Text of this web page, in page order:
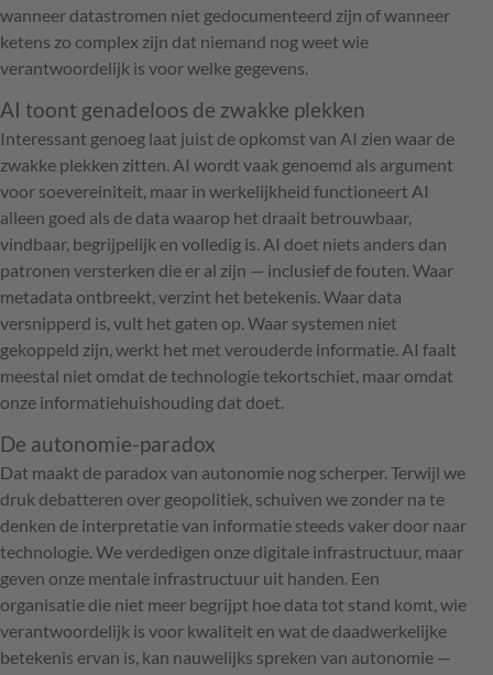
wanneer datastromen niet gedocumenteerd zijn of wanneer
ketens zo complex zijn dat niemand nog weet wie
verantwoordelijk is voor welke gegevens.
AI toont genadeloos de zwakke plekken
Interessant genoeg laat juist de opkomst van AI zien waar de
zwakke plekken zitten. AI wordt vaak genoemd als argument
voor soevereiniteit, maar in werkelijkheid functioneert AI
alleen goed als de data waarop het draait betrouwbaar,
vindbaar, begrijpelijk en volledig is. AI doet niets anders dan
patronen versterken die er al zijn — inclusief de fouten. Waar
metadata ontbreekt, verzint het betekenis. Waar data
versnipperd is, vult het gaten op. Waar systemen niet
gekoppeld zijn, werkt het met verouderde informatie. AI faalt
meestal niet omdat de technologie tekortschiet, maar omdat
onze informatiehuishouding dat doet.
De autonomie-paradox
Dat maakt de paradox van autonomie nog scherper. Terwijl we
druk debatteren over geopolitiek, schuiven we zonder na te
denken de interpretatie van informatie steeds vaker door naar
technologie. We verdedigen onze digitale infrastructuur, maar
geven onze mentale infrastructuur uit handen. Een
organisatie die niet meer begrijpt hoe data tot stand komt, wie
verantwoordelijk is voor kwaliteit en wat de daadwerkelijke
betekenis ervan is, kan nauwelijks spreken van autonomie —